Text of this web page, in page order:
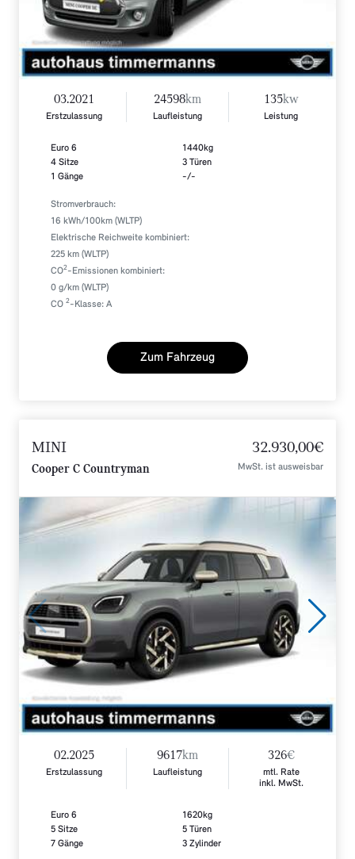
03.2021
Erstzulassung
24598km
Laufleistung
135kw
Leistung
Euro 6
4 Sitze
1 Gänge
1440kg
3 Türen
-/-
Stromverbrauch:
16 kWh/100km (WLTP)
Elektrische Reichweite kombiniert:
225 km (WLTP)
CO2-Emissionen kombiniert:
0 g/km (WLTP)
CO 2-Klasse: A
Zum Fahrzeug
MINI
Cooper C Countryman
32.930,00€
MwSt. ist ausweisbar
02.2025
Erstzulassung
9617km
Laufleistung
326€
mtl. Rate
inkl. MwSt.
Euro 6
5 Sitze
7 Gänge
1620kg
5 Türen
3 Zylinder